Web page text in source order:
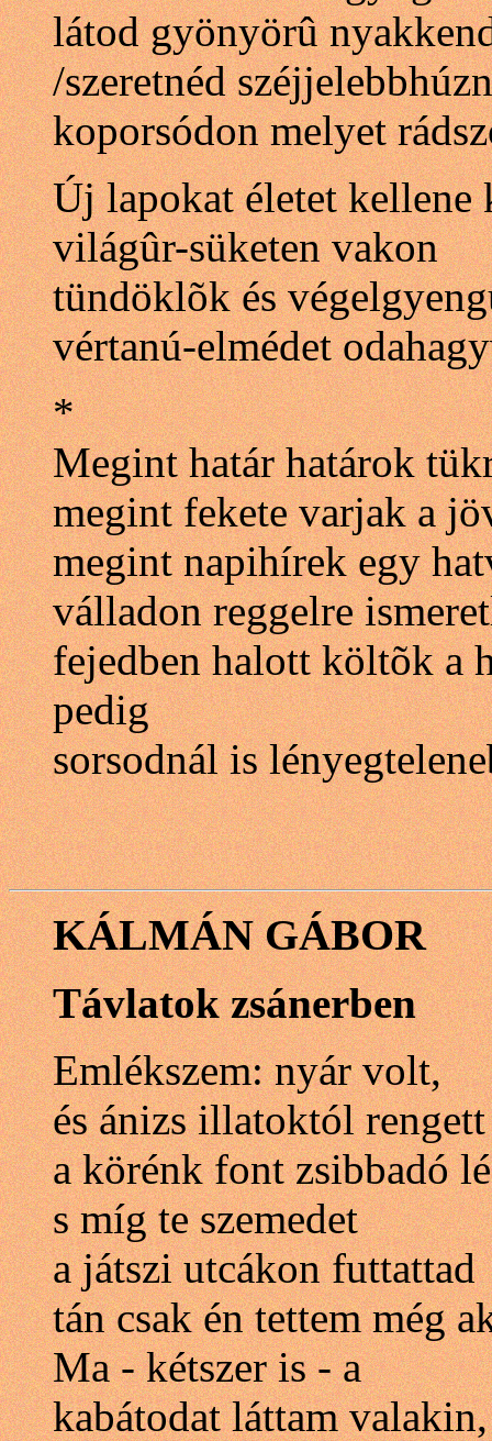
látod gyönyörû
/szeretnéd
koporsódon melyet
Új lapokat életet kellene
világûr-süketen vakon
tündöklõk és
vértanú-elmédet
*
Megint határ határok
megint fekete varjak a
megint napihírek egy
válladon reggelre
fejedben halott költõk a
pedig
sorsodnál is
KÁLMÁN GÁBOR
Távlatok zsánerben
Emlékszem: nyár volt,
és ánizs illatoktól rengett
a körénk font zsibbadó
s míg te szemedet
a játszi utcákon futtattad
tán csak én tettem még
Ma - kétszer is - a
kabátodat láttam valakin,